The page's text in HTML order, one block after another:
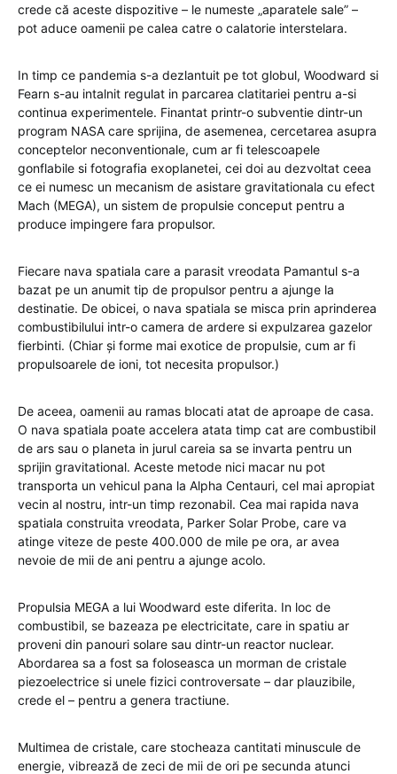
crede că aceste dispozitive – le numeste „aparatele sale” –
pot aduce oamenii pe calea catre o calatorie interstelara.
In timp ce pandemia s-a dezlantuit pe tot globul, Woodward si
Fearn s-au intalnit regulat in parcarea clatitariei pentru a-si
continua experimentele. Finantat printr-o subventie dintr-un
program NASA care sprijina, de asemenea, cercetarea asupra
conceptelor neconventionale, cum ar fi telescoapele
gonflabile si fotografia exoplanetei, cei doi au dezvoltat ceea
ce ei numesc un mecanism de asistare gravitationala cu efect
Mach (MEGA), un sistem de propulsie conceput pentru a
produce impingere fara propulsor.
Fiecare nava spatiala care a parasit vreodata Pamantul s-a
bazat pe un anumit tip de propulsor pentru a ajunge la
destinatie. De obicei, o nava spatiala se misca prin aprinderea
combustibilului intr-o camera de ardere si expulzarea gazelor
fierbinti. (Chiar și forme mai exotice de propulsie, cum ar fi
propulsoarele de ioni, tot necesita propulsor.)
De aceea, oamenii au ramas blocati atat de aproape de casa.
O nava spatiala poate accelera atata timp cat are combustibil
de ars sau o planeta in jurul careia sa se invarta pentru un
sprijin gravitational. Aceste metode nici macar nu pot
transporta un vehicul pana la Alpha Centauri, cel mai apropiat
vecin al nostru, intr-un timp rezonabil. Cea mai rapida nava
spatiala construita vreodata, Parker Solar Probe, care va
atinge viteze de peste 400.000 de mile pe ora, ar avea
nevoie de mii de ani pentru a ajunge acolo.
Propulsia MEGA a lui Woodward este diferita. In loc de
combustibil, se bazeaza pe electricitate, care in spatiu ar
proveni din panouri solare sau dintr-un reactor nuclear.
Abordarea sa a fost sa foloseasca un morman de cristale
piezoelectrice si unele fizici controversate – dar plauzibile,
crede el – pentru a genera tractiune.
Multimea de cristale, care stocheaza cantitati minuscule de
energie, vibrează de zeci de mii de ori pe secunda atunci